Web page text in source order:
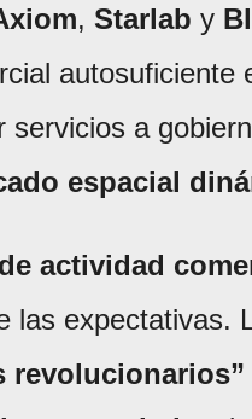
, Starlab y
autosuficiente
a
espacial
actividad
las expectativas.
revolucionarios”